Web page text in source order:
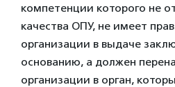
компетенции которого не
качества ОПУ, не имеет
организации в выдаче
основанию, а должен
организации в орган,